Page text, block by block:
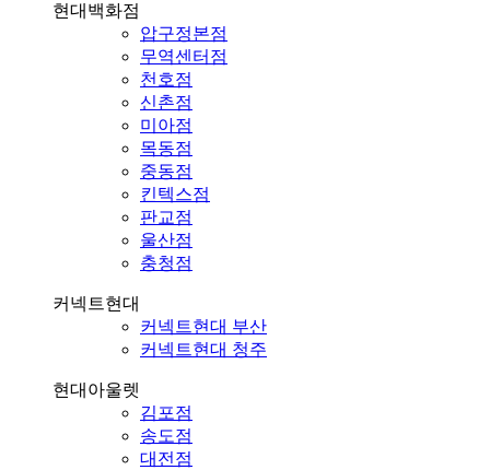
현대백화점
압구정본점
무역센터점
천호점
신촌점
미아점
목동점
중동점
킨텍스점
판교점
울산점
충청점
커넥트현대
커넥트현대 부산
커넥트현대 청주
현대아울렛
김포점
송도점
대전점